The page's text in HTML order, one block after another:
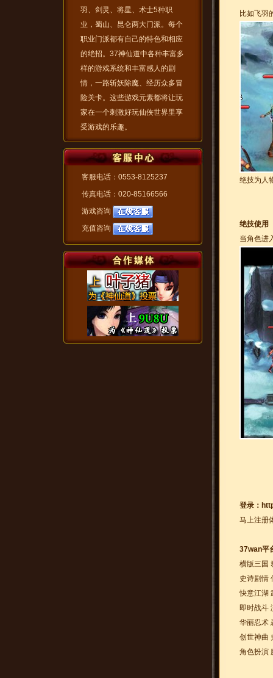
比如飞羽
绝技为人
绝技使用
当角色进
登录：
马上注册
37wan平
横版三国
史诗剧情
快意江湖
即时战斗
华丽忍术
创世神曲
角色扮演
羽、剑灵、将星、术士5种职
业，蜀山、昆仑两大门派。每个
职业门派都有自己的特色和相应
的绝招。37神仙道中各种丰富多
样的游戏系统和丰富感人的剧
情，一路斩妖除魔、经历众多冒
险关卡。这些游戏元素都将让玩
家在一个刺激好玩仙侠世界里享
受游戏的乐趣。
客服电话：0553-8125237
传真电话：020-85166566
游戏咨询
充值咨询